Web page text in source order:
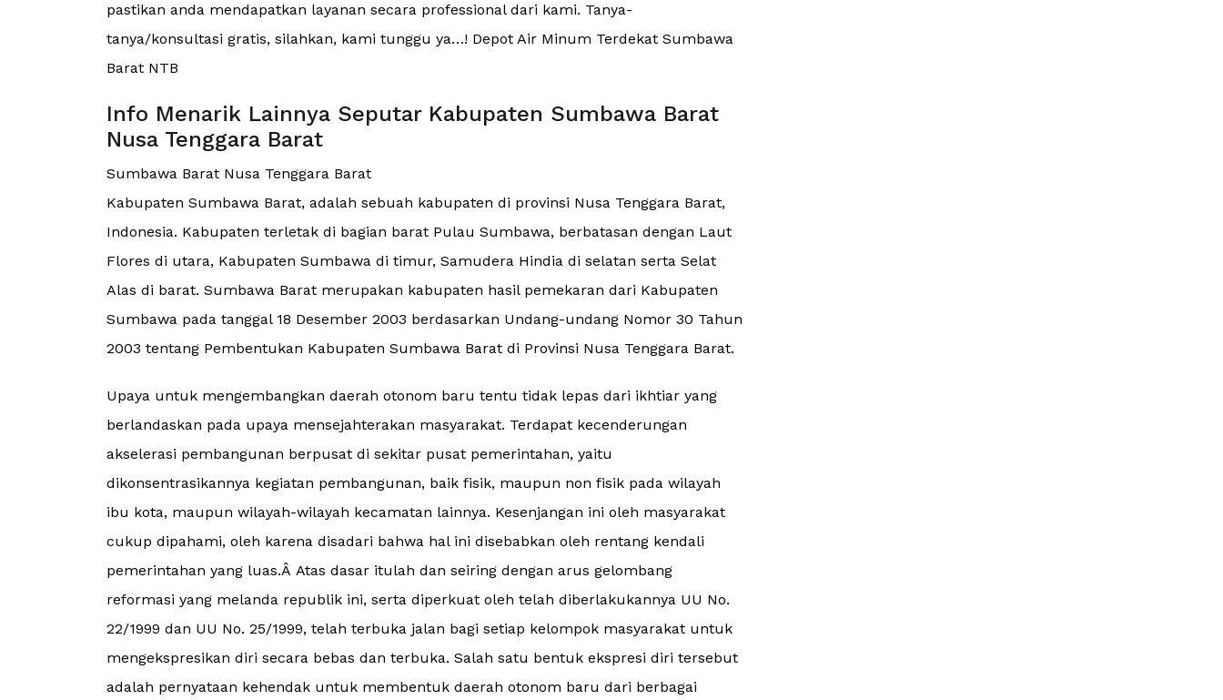
pastikan anda mendapatkan layanan secara professional dari kami. Tanya-
tanya/konsultasi gratis, silahkan, kami tunggu ya…! Depot Air Minum Terdekat Sumbawa
Barat NTB
Info Menarik Lainnya Seputar Kabupaten Sumbawa Barat
Nusa Tenggara Barat
Sumbawa Barat Nusa Tenggara Barat
Kabupaten Sumbawa Barat, adalah sebuah kabupaten di provinsi Nusa Tenggara Barat,
Indonesia. Kabupaten terletak di bagian barat Pulau Sumbawa, berbatasan dengan Laut
Flores di utara, Kabupaten Sumbawa di timur, Samudera Hindia di selatan serta Selat
Alas di barat. Sumbawa Barat merupakan kabupaten hasil pemekaran dari Kabupaten
Sumbawa pada tanggal 18 Desember 2003 berdasarkan Undang-undang Nomor 30 Tahun
2003 tentang Pembentukan Kabupaten Sumbawa Barat di Provinsi Nusa Tenggara Barat.
Upaya untuk mengembangkan daerah otonom baru tentu tidak lepas dari ikhtiar yang
berlandaskan pada upaya mensejahterakan masyarakat. Terdapat kecenderungan
akselerasi pembangunan berpusat di sekitar pusat pemerintahan, yaitu
dikonsentrasikannya kegiatan pembangunan, baik fisik, maupun non fisik pada wilayah
ibu kota, maupun wilayah-wilayah kecamatan lainnya. Kesenjangan ini oleh masyarakat
cukup dipahami, oleh karena disadari bahwa hal ini disebabkan oleh rentang kendali
pemerintahan yang luas.Â Atas dasar itulah dan seiring dengan arus gelombang
reformasi yang melanda republik ini, serta diperkuat oleh telah diberlakukannya UU No.
22/1999 dan UU No. 25/1999, telah terbuka jalan bagi setiap kelompok masyarakat untuk
mengekspresikan diri secara bebas dan terbuka. Salah satu bentuk ekspresi diri tersebut
adalah pernyataan kehendak untuk membentuk daerah otonom baru dari berbagai